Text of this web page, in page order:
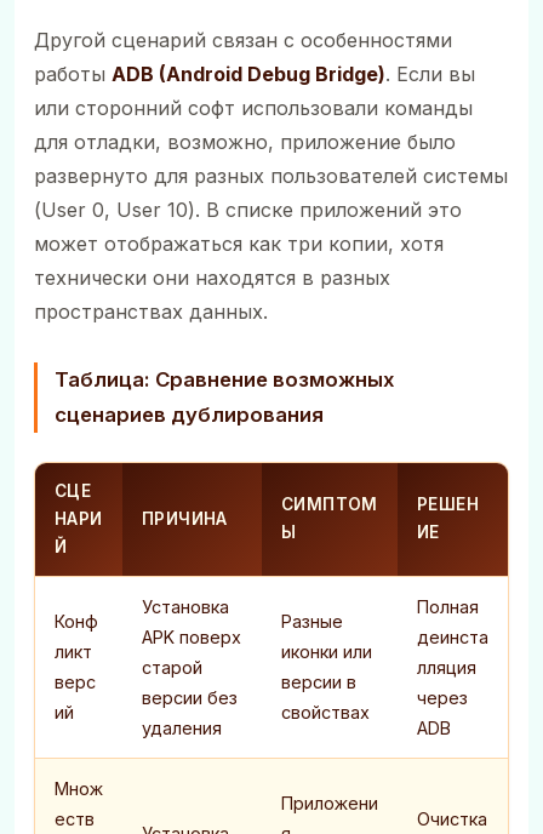
Другой сценарий связан с особенностями
работы ADB (Android Debug Bridge). Если вы
или сторонний софт использовали команды
для отладки, возможно, приложение было
развернуто для разных пользователей системы
(User 0, User 10). В списке приложений это
может отображаться как три копии, хотя
технически они находятся в разных
пространствах данных.
Таблица: Сравнение возможных
сценариев дублирования
СЦЕ
НАРИ
Й
ПРИЧИНА
СИМПТОМ
Ы
РЕШЕН
ИЕ
Конф
ликт
верс
ий
Установка
APK поверх
старой
версии без
удаления
Разные
иконки или
версии в
свойствах
Полная
деинста
лляция
через
ADB
Множ
еств
Приложени
Очистка